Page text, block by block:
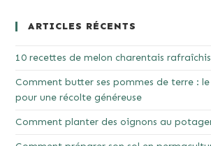
ARTICLES RÉCENTS
10 recettes de melon charentais
Comment butter ses pommes de terre :
pour une récolte généreuse
Comment planter des oignons au